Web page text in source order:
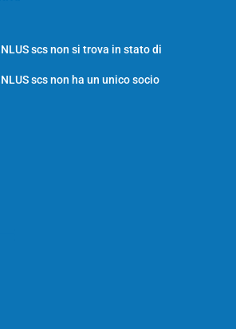
scs non si trova in stato di
scs non ha un unico socio